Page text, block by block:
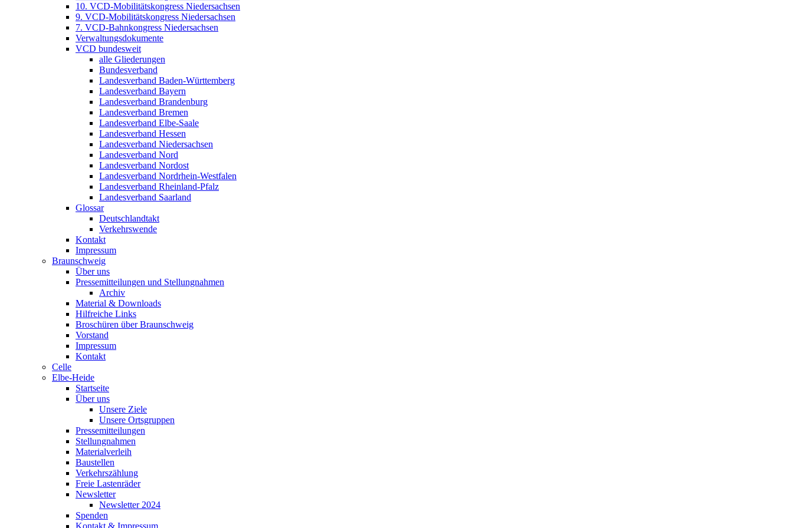
10. VCD-Mobilitätskongress Niedersachsen
9. VCD-Mobilitätskongress Niedersachsen
7. VCD-Bahnkongress Niedersachsen
Verwaltungsdokumente
VCD bundesweit
alle Gliederungen
Bundesverband
Landesverband Baden-Württemberg
Landesverband Bayern
Landesverband Brandenburg
Landesverband Bremen
Landesverband Elbe-Saale
Landesverband Hessen
Landesverband Niedersachsen
Landesverband Nord
Landesverband Nordost
Landesverband Nordrhein-Westfalen
Landesverband Rheinland-Pfalz
Landesverband Saarland
Glossar
Deutschlandtakt
Verkehrswende
Kontakt
Impressum
Braunschweig
Über uns
Pressemitteilungen und Stellungnahmen
Archiv
Material & Downloads
Hilfreiche Links
Broschüren über Braunschweig
Vorstand
Impressum
Kontakt
Celle
Elbe-Heide
Startseite
Über uns
Unsere Ziele
Unsere Ortsgruppen
Pressemitteilungen
Stellungnahmen
Materialverleih
Baustellen
Verkehrszählung
Freie Lastenräder
Newsletter
Newsletter 2024
Spenden
Kontakt & Impressum